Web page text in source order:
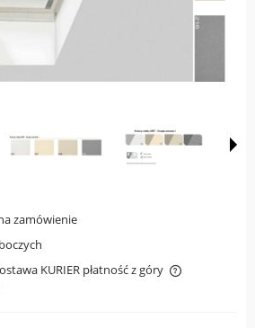
zamówienie
KURIER płatność z góry
kosztów płatności